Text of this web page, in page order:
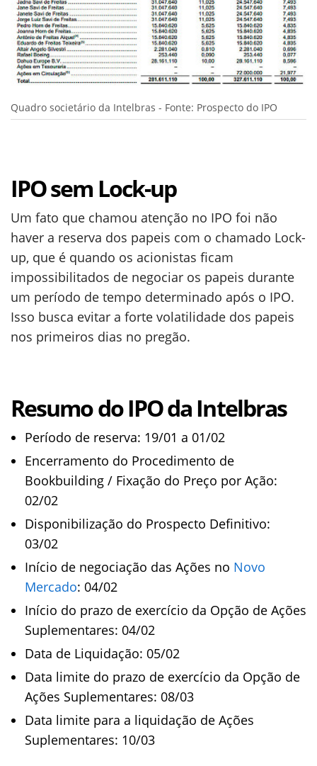
Quadro societário da Intelbras - Fonte: Prospecto do IPO
IPO sem Lock-up
Um fato que chamou atenção no IPO foi não
haver a reserva dos papeis com o chamado Lock-
up, que é quando os acionistas ficam
impossibilitados de negociar os papeis durante
um período de tempo determinado após o IPO.
Isso busca evitar a forte volatilidade dos papeis
nos primeiros dias no pregão.
Resumo do IPO da Intelbras
Período de reserva: 19/01 a 01/02
Encerramento do Procedimento de
Bookbuilding / Fixação do Preço por Ação:
02/02
Disponibilização do Prospecto Definitivo:
03/02
Início de negociação das Ações no Novo
Mercado: 04/02
Início do prazo de exercício da Opção de Ações
Suplementares: 04/02
Data de Liquidação: 05/02
Data limite do prazo de exercício da Opção de
Ações Suplementares: 08/03
Data limite para a liquidação de Ações
Suplementares: 10/03